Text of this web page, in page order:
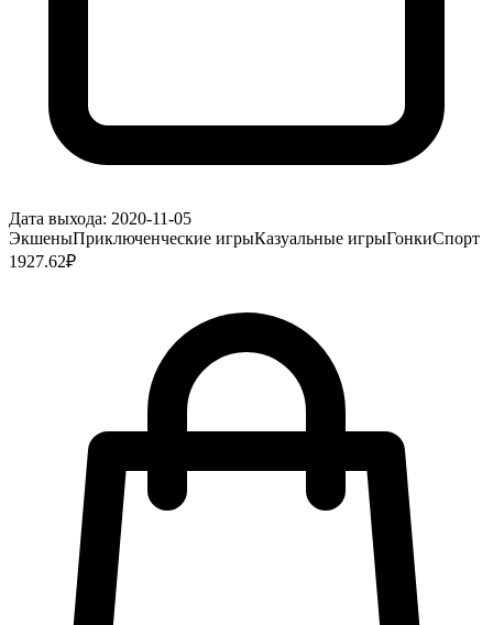
Дата выхода: 2020-11-05
ЭкшеныПриключенческие игрыКазуальные игрыГонкиСпорт
1927.62₽